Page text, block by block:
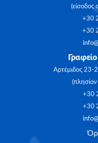
+30
+30
Αρτέμιδος 23-
+30
+30